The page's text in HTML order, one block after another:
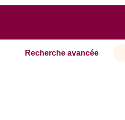
Recherche avancée